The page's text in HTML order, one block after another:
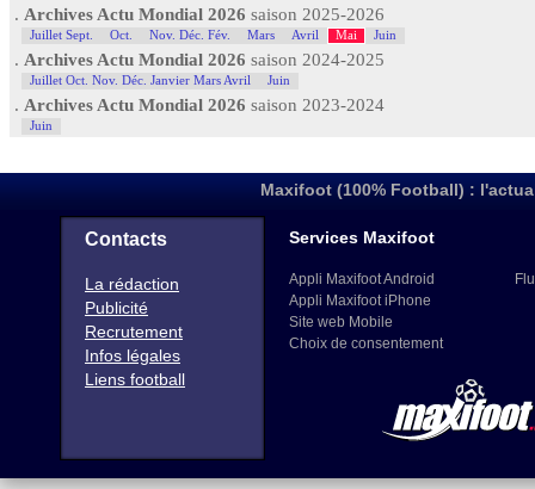
. Archives Actu Mondial 2026 saison 2025-2026
Juillet Sept. Oct. Nov. Déc. Fév. Mars Avril Mai Juin
. Archives Actu Mondial 2026 saison 2024-2025
Juillet Oct. Nov. Déc. Janvier Mars Avril Juin
. Archives Actu Mondial 2026 saison 2023-2024
Juin
Maxifoot (100% Football) :
Contacts
La rédaction
Publicité
Recrutement
Infos légales
Liens football
Services Maxifoot
Appli Maxifoot Android
Appli Maxifoot iPhone
Site web Mobile
Choix de consentement